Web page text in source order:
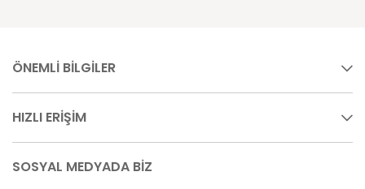
ÖNEMLİ BİLGİLER
HIZLI ERİŞİM
SOSYAL MEDYADA BİZ